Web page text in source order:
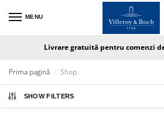
MENU
Livrare gratuită pentru comenzi
Prima pagină / Shop
SHOW FILTERS